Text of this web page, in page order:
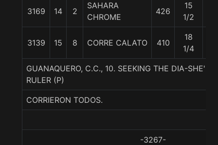
3169 14 2
SAHARA
CHROME
426
15
1/2
3139 15 8 CORRE CALATO 410
18
1/4
GUANAQUERO, C.C., 10. SEEKING THE DIA-SHE'S
RULER (P)
CORRIERON TODOS.
-3267-